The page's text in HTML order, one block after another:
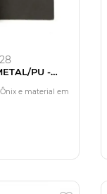
PU -
e material em